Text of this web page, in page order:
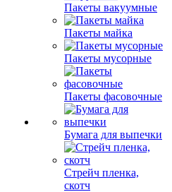
Пакеты вакуумные
Пакеты майка
Пакеты мусорные
Пакеты фасовочные
Бумага для выпечки
Стрейч пленка,
скотч